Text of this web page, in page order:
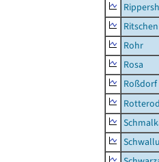
Rohr
Rosa
Roßdorf